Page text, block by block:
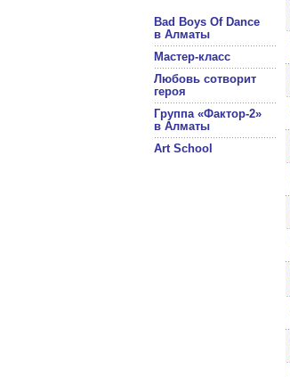
Bad Boys Of Dance
в Алматы
Мастер-класс
Любовь сотворит
героя
Группа «Фактор-2»
в Алматы
Art School